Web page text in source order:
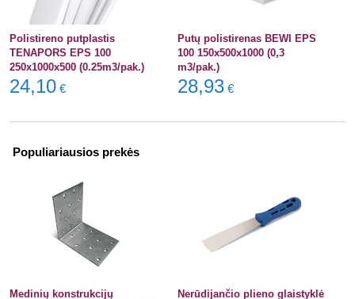
Polistireno putplastis
TENAPORS EPS 100
250x1000x500 (0.25m3/pak.)
24,10 €
Putų polistirenas BEWI EPS
100 150x500x1000 (0,3
m3/pak.)
28,93 €
Populiariausios prekės
Medinių konstrukcijų
Nerūdijančio plieno glaistyklė